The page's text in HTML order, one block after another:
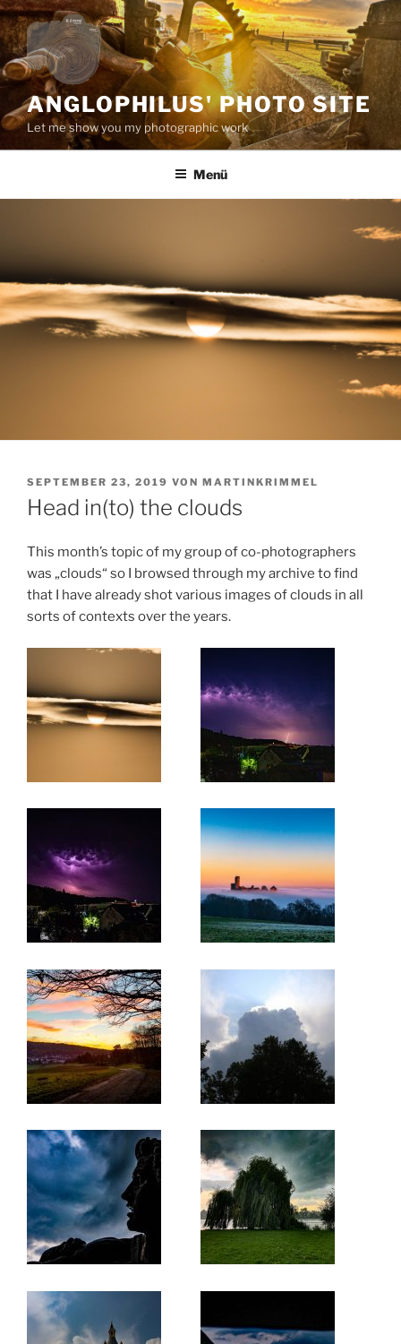
Zum
Inhalt
springen
ANGLOPHILUS' PHOTO SITE
Let me show you my photographic work
Menü
VERÖFFENTLICHT
AM
SEPTEMBER 23, 2019 VON MARTINKRIMMEL
Head in(to) the clouds
This month’s topic of my group of co-photographers
was „clouds“ so I browsed through my archive to find
that I have already shot various images of clouds in all
sorts of contexts over the years.